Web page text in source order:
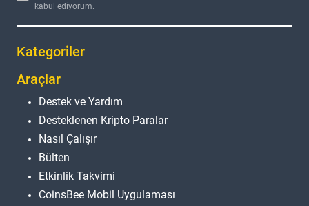
kabul ediyorum.
Kategoriler
Araçlar
Destek ve Yardım
Desteklenen Kripto Paralar
Nasıl Çalışır
Bülten
Etkinlik Takvimi
CoinsBee Mobil Uygulaması